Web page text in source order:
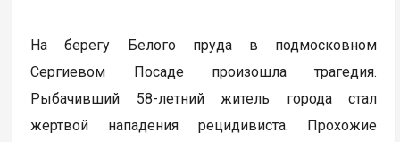
На берегу Белого пруда в подмосковном
Сергиевом Посаде произошла трагедия.
Рыбачивший 58-летний житель города стал
жертвой нападения рецидивиста. Прохожие